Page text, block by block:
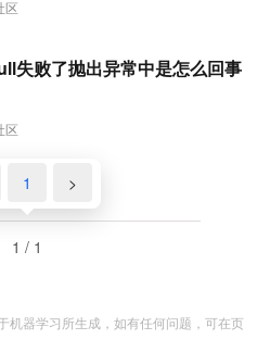
区
区
失败了抛出异常中是怎么回事
1 >
1 / 1
机器学习所生成，如有任何问题，可在页